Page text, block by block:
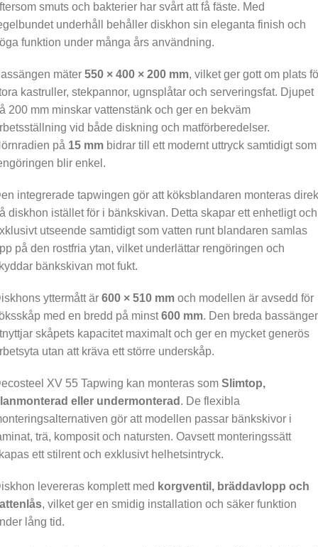
smuts och bakterier har svårt att få fäste. Med
underhåll behåller diskhon sin eleganta finish och
funktion under många års användning.
mäter 550 × 400 × 200 mm, vilket ger gott om plats
kastruller, stekpannor, ugnsplåtar och serveringsfat. Djupet
200 mm minskar vattenstänk och ger en bekväm
vid både diskning och matförberedelser.
på 15 mm bidrar till ett modernt uttryck samtidigt som
blir enkel.
integrerade tapwingen gör att köksblandaren monteras
diskhon istället för i bänkskivan. Detta skapar ett enhetligt och
utseende samtidigt som vatten runt blandaren samlas
på den rostfria ytan, vilket underlättar rengöringen och
bänkskivan mot fukt.
yttermått är 600 × 510 mm och modellen är avsedd för
med en bredd på minst600 mm. Den breda
skåpets kapacitet maximalt och ger en mycket generös
utan att kräva ett större underskåp.
XV 55 Tapwing kan monteras som Slimtop,
eller undermonterad . De flexibla
gör att modellen passar bänkskivor i
trä, komposit och natursten. Oavsett monteringssätt
ett stilrent och exklusivt helhetsintryck.
levereras komplett med korgventil, bräddavlopp och
, vilket ger en smidig installation och säker funktion
lång tid.